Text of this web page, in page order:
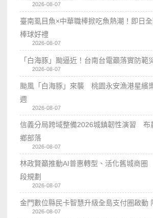
2026-08-07
臺南虱目魚×中華職棒掀吃魚熱潮！即日
棒球好禮
2026-08-07
「白海豚」颱逼近！台南台電籲落實防範
2026-08-07
颱風「白海豚」來襲 桃園永安漁港星繽
週
2026-08-07
信義分局跨域整備2026城鎮韌性演習 布
鄉部落
2026-08-07
林政賢籲推動AI普惠轉型、活化舊城商
段規劃
2026-08-07
金門數位縣民卡智慧升級全島支付圈啟動
2026-08-07